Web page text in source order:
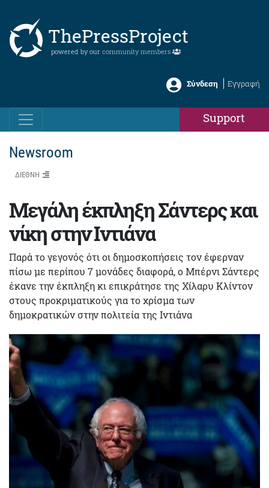
ThePressProject
powered by our community members
Σύνδεση Εγγραφή
Support
Newsroom
ΔΙΕΘΝΗ
Μεγάλη έκπληξη Σάντερς και
νίκη στην Ιντιάνα
Παρά το γεγονός ότι οι δημοσκοπήσεις τον έφερναν
πίσω με περίπου 7 μονάδες διαφορά, ο Μπέρνι Σάντερς
έκανε την έκπληξη κι επικράτησε της Χίλαρυ Κλίντον
στους προκριματικούς για το χρίσμα των
δημοκρατικών στην πολιτεία της Ιντιάνα